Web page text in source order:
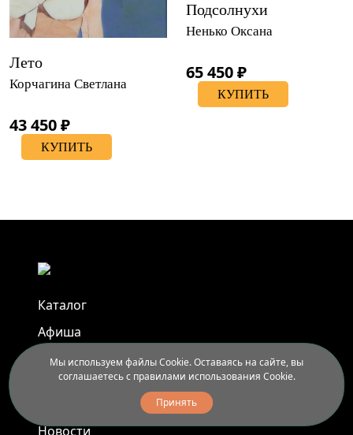
Лето
Корчагина Светлана
43 450 ₽
КУПИТЬ
Подсолнухи
Ненько Оксана
65 450 ₽
КУПИТЬ
Каталог
Афиша
Арт-пленэры
Услуги
Новости
Мы используем файлы Cookie. Оставаясь на сайте, вы
соглашаетесь с правилами использования Cookie.
Принять